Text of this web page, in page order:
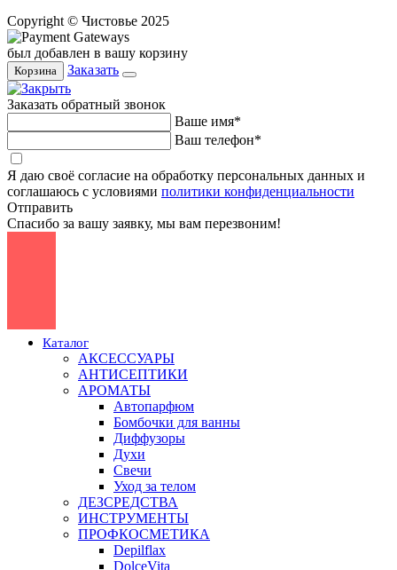
Copyright © Чистовье 2025
был добавлен в вашу корзину
Корзина Заказать
Заказать обратный звонок
Ваше имя*
Ваш телефон*
Я даю своё согласие на обработку персональных данных и
соглашаюсь с условиями политики конфиденциальности
Отправить
Спасибо за вашу заявку, мы вам перезвоним!
Каталог
АКСЕССУАРЫ
АНТИСЕПТИКИ
АРОМАТЫ
Автопарфюм
Бомбочки для ванны
Диффузоры
Духи
Свечи
Уход за телом
ДЕЗСРЕДСТВА
ИНСТРУМЕНТЫ
ПРОФКОСМЕТИКА
Depilflax
DolceVita